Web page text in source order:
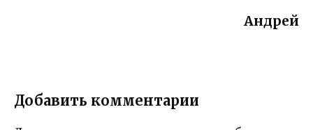
Андрей
Добавить комментарии